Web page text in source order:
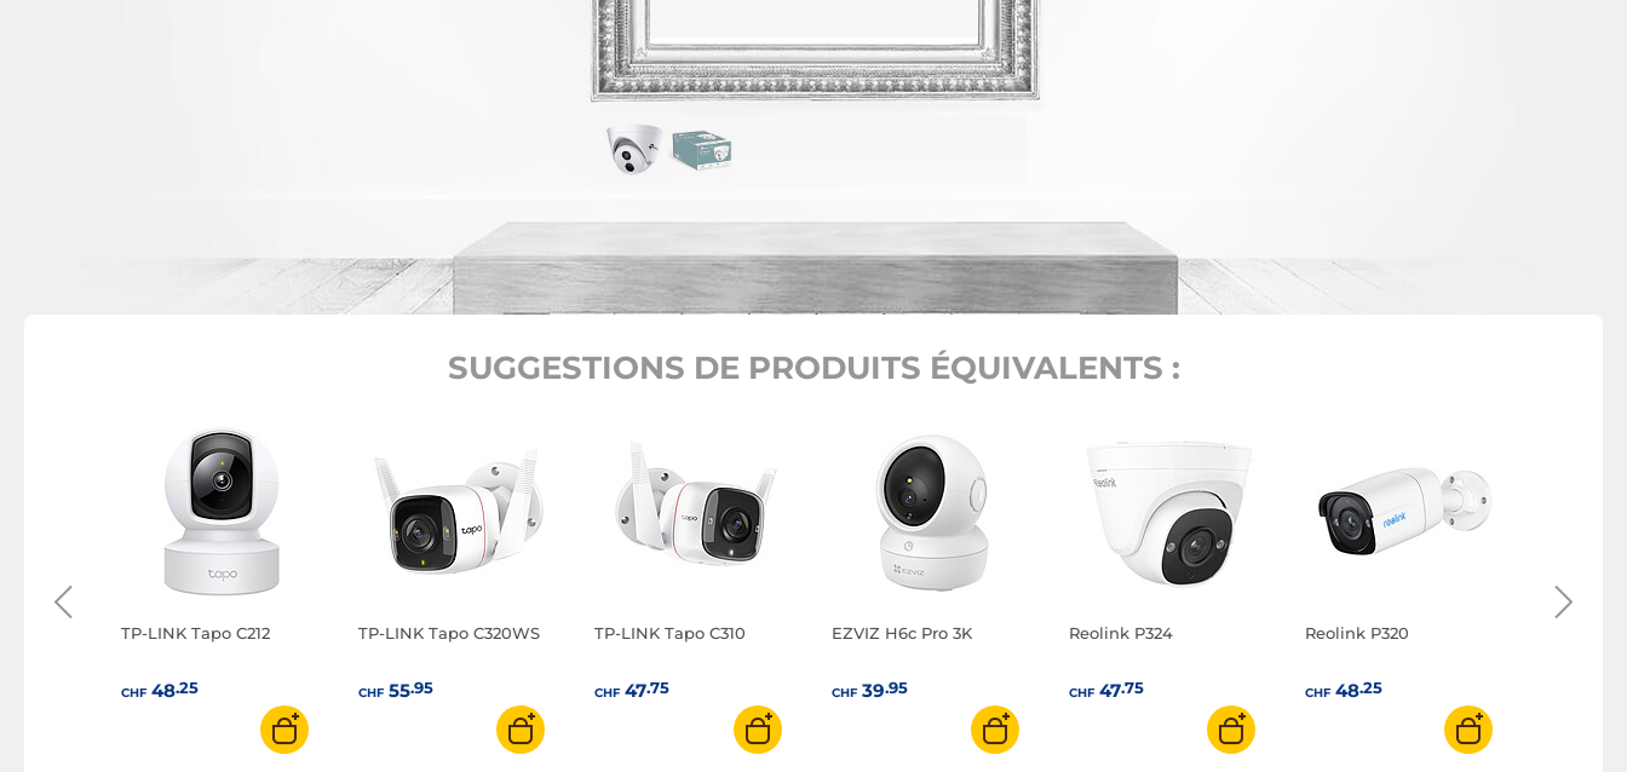
SUGGESTIONS DE PRODUITS ÉQUIVALENTS :
TP-LINK Tapo C212
CHF48.25
TP-LINK Tapo C320WS
CHF55.95
TP-LINK Tapo C310
CHF47.75
EZVIZ H6c Pro 3K
CHF39.95
Reolink P324
CHF47.75
Reolink P320
CHF48.25